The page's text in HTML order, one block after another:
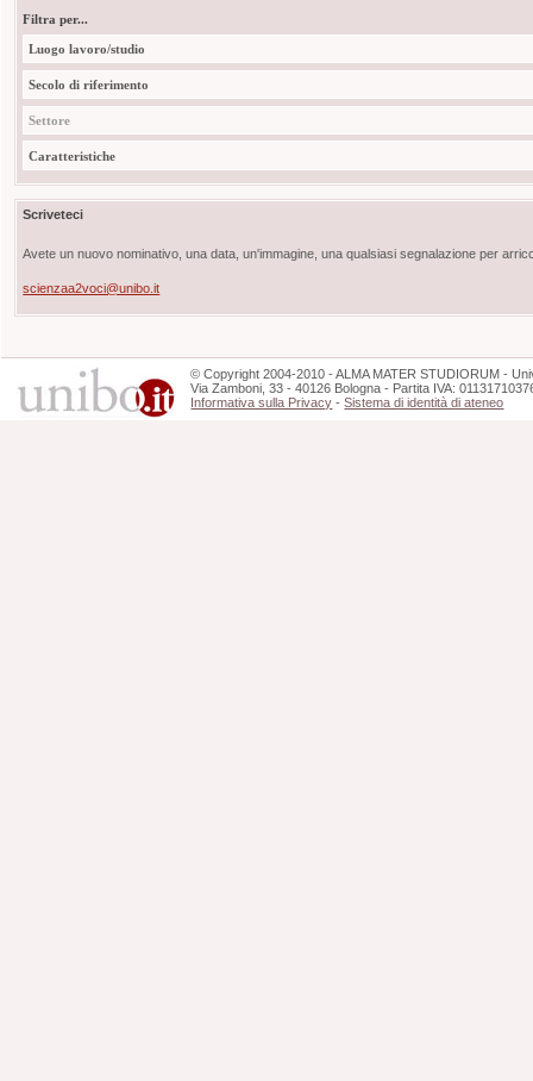
Filtra per...
Luogo lavoro/studio
Secolo di riferimento
Settore
Caratteristiche
Scriveteci
Avete un nuovo nominativo, una data, un'immagine, una qualsiasi segnalazione per
scienzaa2voci@unibo.it
©Copyright 2004-2010 - ALMA MATER STUDIORUM -
Via Zamboni, 33 - 40126 Bologna - Partita IVA:
Informativa sulla Privacy -Sistema di identità di ateneo